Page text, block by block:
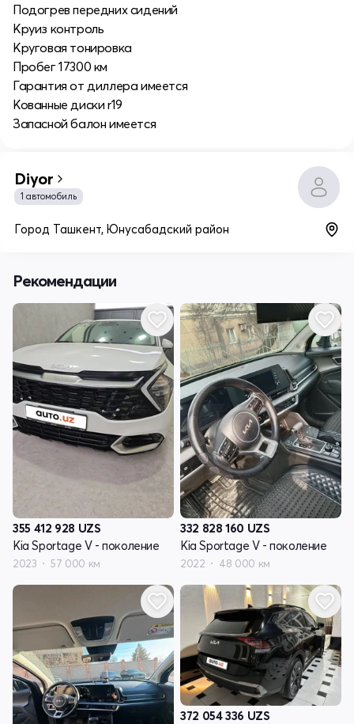
Подогрев передних сидений
Круиз контроль
Круговая тонировка
Пробег 17300 км
Гарантия от диллера имеется
Кованные диски r19
Запасной балон имеется
Diyor
1 автомобиль
Город Ташкент, Юнусабадский район
Рекомендации
355 412 928 UZS
Kia Sportage V - поколение
2023 57 000 км
332 828 160 UZS
Kia Sportage V - поколение
2022 48 000 км
372 054 336 UZS